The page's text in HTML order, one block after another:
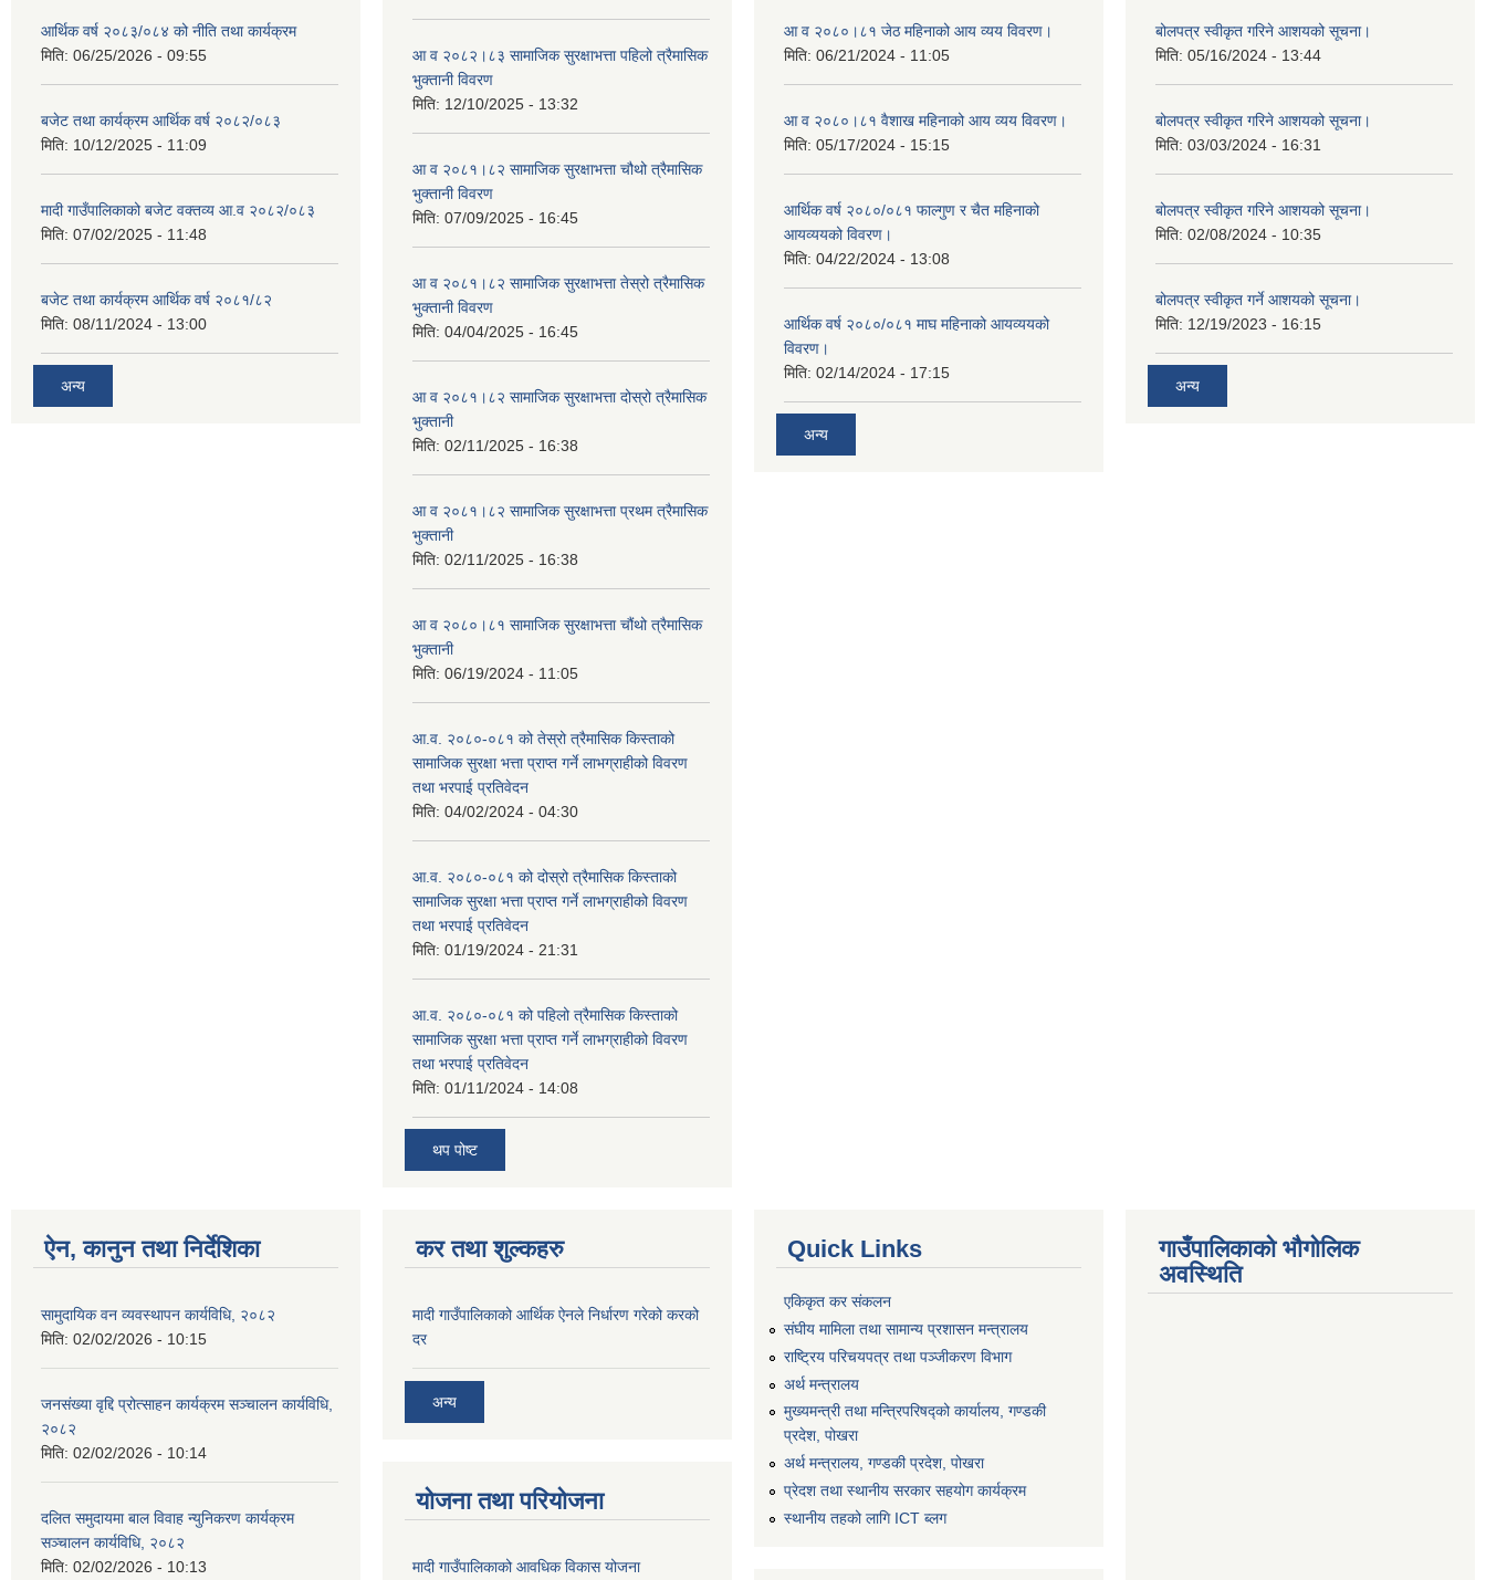
आर्थिक वर्ष २०८३/०८४ को नीति तथा कार्यक्रम
मिति: 06/25/2026 - 09:55
बजेट तथा कार्यक्रम आर्थिक वर्ष २०८२/०८३
मिति: 10/12/2025 - 11:09
मादी गाउँपालिकाको बजेट वक्तव्य आ.व २०८२/०८३
मिति: 07/02/2025 - 11:48
बजेट तथा कार्यक्रम आर्थिक वर्ष २०८१/८२
मिति: 08/11/2024 - 13:00
अन्य
आ व २०८२।८३ सामाजिक सुरक्षाभत्ता पहिलो त्रैमासिक
भुक्तानी विवरण
मिति: 12/10/2025 - 13:32
आ व २०८१।८२ सामाजिक सुरक्षाभत्ता चौथो त्रैमासिक
भुक्तानी विवरण
मिति: 07/09/2025 - 16:45
आ व २०८१।८२ सामाजिक सुरक्षाभत्ता तेस्रो त्रैमासिक
भुक्तानी विवरण
मिति: 04/04/2025 - 16:45
आ व २०८१।८२ सामाजिक सुरक्षाभत्ता दोस्रो त्रैमासिक
भुक्तानी
मिति: 02/11/2025 - 16:38
आ व २०८१।८२ सामाजिक सुरक्षाभत्ता प्रथम त्रैमासिक
भुक्तानी
मिति: 02/11/2025 - 16:38
आ व २०८०।८१ सामाजिक सुरक्षाभत्ता चौंथो त्रैमासिक
भुक्तानी
मिति: 06/19/2024 - 11:05
आ.व. २०८०-०८१ को तेस्रो त्रैमासिक किस्ताको
सामाजिक सुरक्षा भत्ता प्राप्त गर्ने लाभग्राहीको विवरण
तथा भरपाई प्रतिवेदन
मिति: 04/02/2024 - 04:30
आ.व. २०८०-०८१ को दोस्रो त्रैमासिक किस्ताको
सामाजिक सुरक्षा भत्ता प्राप्त गर्ने लाभग्राहीको विवरण
तथा भरपाई प्रतिवेदन
मिति: 01/19/2024 - 21:31
आ.व. २०८०-०८१ को पहिलो त्रैमासिक किस्ताको
सामाजिक सुरक्षा भत्ता प्राप्त गर्ने लाभग्राहीको विवरण
तथा भरपाई प्रतिवेदन
मिति: 01/11/2024 - 14:08
थप पोष्ट
आ व २०८०।८१ जेठ महिनाको आय व्यय विवरण।
मिति: 06/21/2024 - 11:05
आ व २०८०।८१ वैशाख महिनाको आय व्यय विवरण।
मिति: 05/17/2024 - 15:15
आर्थिक वर्ष २०८०/०८१ फाल्गुण र चैत महिनाको
आयव्ययको विवरण।
मिति: 04/22/2024 - 13:08
आर्थिक वर्ष २०८०/०८१ माघ महिनाको आयव्ययको
विवरण।
मिति: 02/14/2024 - 17:15
अन्य
बोलपत्र स्वीकृत गरिने आशयको सूचना।
मिति: 05/16/2024 - 13:44
बोलपत्र स्वीकृत गरिने आशयको सूचना।
मिति: 03/03/2024 - 16:31
बोलपत्र स्वीकृत गरिने आशयको सूचना।
मिति: 02/08/2024 - 10:35
बोलपत्र स्वीकृत गर्ने आशयको सूचना।
मिति: 12/19/2023 - 16:15
अन्य
ऐन, कानुन तथा निर्देशिका
सामुदायिक वन व्यवस्थापन कार्यविधि, २०८२
मिति: 02/02/2026 - 10:15
जनसंख्या वृद्दि प्रोत्साहन कार्यक्रम सञ्‍चालन कार्यविधि,
२०८२
मिति: 02/02/2026 - 10:14
दलित समुदायमा बाल विवाह न्युनिकरण कार्यक्रम
सञ्‍चालन कार्यविधि, २०८२
मिति: 02/02/2026 - 10:13
कर तथा शुल्कहरु
मादी गाउँपालिकाको आर्थिक ऐनले निर्धारण गरेको करको
दर
अन्य
योजना तथा परियोजना
मादी गाउँपालिकाको आवधिक विकास योजना
Quick Links
एकिकृत कर संकलन
संघीय मामिला तथा सामान्य प्रशासन मन्त्रालय
राष्ट्रिय परिचयपत्र तथा पञ्जीकरण विभाग
अर्थ मन्त्रालय
मुख्यमन्त्री तथा मन्त्रिपरिषद्को कार्यालय, गण्डकी
प्रदेश, पोखरा
अर्थ मन्त्रालय, गण्डकी प्रदेश, पोखरा
प्रेदश तथा स्थानीय सरकार सहयोग कार्यक्रम
स्थानीय तहको लागि ICT ब्लग
गाउँपालिकाको भौगोलिक
अवस्थिति